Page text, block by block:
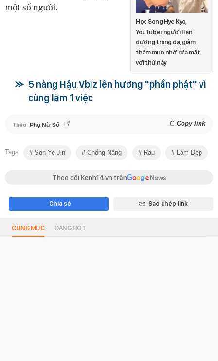
Học Song Hye Kyo,
YouTuber người Hàn
dưỡng trắng da, giảm
thâm mụn nhờ rửa mặt
với thứ này
một số người.
5 nàng Hậu Vbiz lên hương "phần phật" vì
cùng làm 1 việc
Theo Phụ Nữ Số Copy link
Tags Son Ye Jin Chống Nắng Rau Làm Đẹp
Theo dõi Kenh14.vn trên
Chia sẻ Sao chép link
CÙNG MỤC ĐANG HOT